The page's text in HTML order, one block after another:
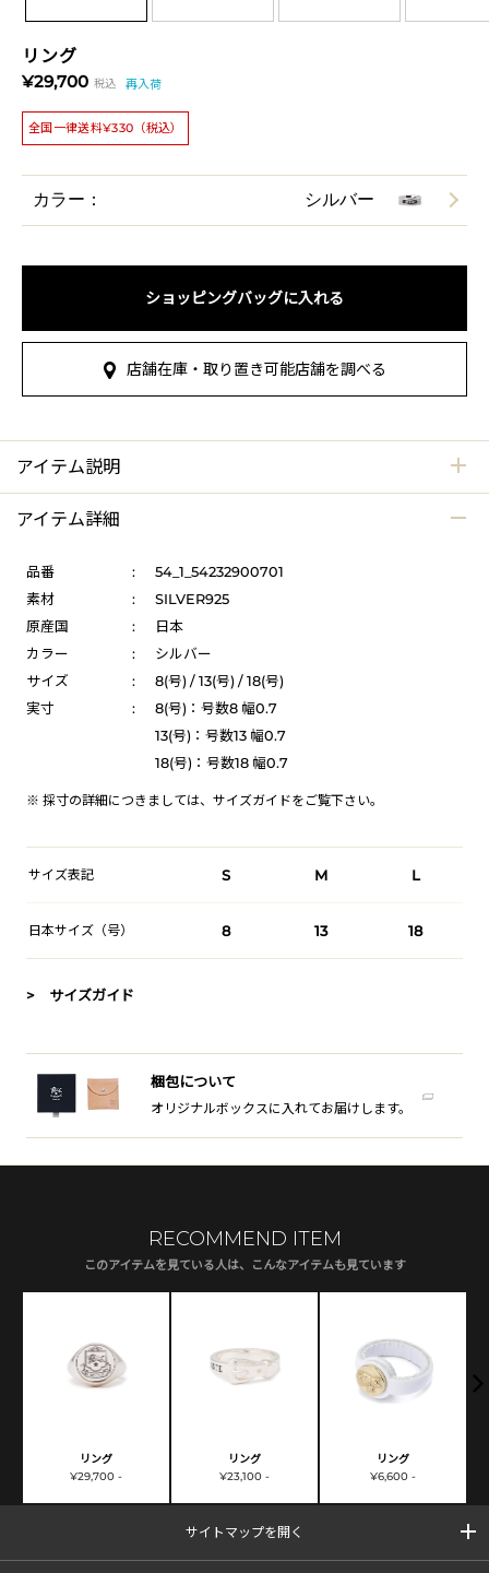
リング
¥29,700 税込 再入荷
全国一律送料¥330（税込）
カラー： シルバー
ショッピングバッグに入れる
店舗在庫・取り置き可能店舗を調べる
アイテム説明
アイテム詳細
品番 :
54_1_54232900701
素材
:
SILVER925
原産国
:
日本
カラー
:
シルバー
サイズ
:
8(号) / 13(号) / 18(号)
実寸
:
8(号)：号数8 幅0.7
13(号)：号数13 幅0.7
18(号)：号数18 幅0.7
※ 採寸の詳細につきましては、 サイズガイドをご覧下さい。
サイズ表記
日本サイズ（号）
S M L
8 13 18
> サイズガイド
梱包について
オリジナルボックスに入れてお届けします。
RECOMMEND ITEM
このアイテムを見ている人は、こんなアイテムも見ています
リング
¥29,700 -
リング
¥23,100 -
リング
¥6,600 -
サイトマップを開く